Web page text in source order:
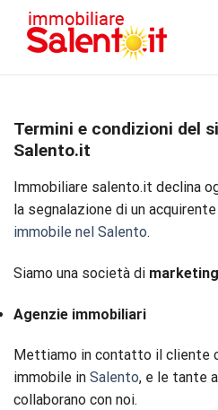
content
Termini e condizioni del
Salento.it
Immobiliare salento.it declina
la segnalazione di un
immobile nel Salento.
Siamo una società di
Agenzie immobiliari
Mettiamo in contatto il cliente
immobile in Salento, e le tante
collaborano con noi.